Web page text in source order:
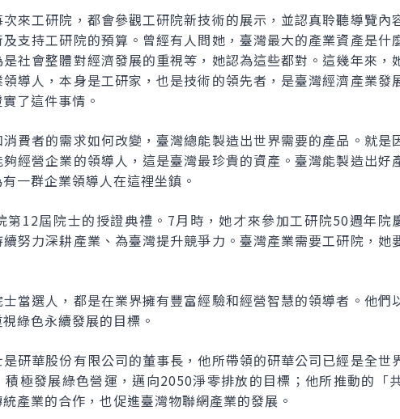
來工研院，都會參觀工研院新技術的展示，並認真聆聽導覽內
支持工研院的預算。曾經有人問她，臺灣最大的產業資產是什
社會整體對經濟發展的重視等，她認為這些都對。這幾年來，
導人，本身是工研家，也是技術的領先者，是臺灣經濟產業發
了這件事情。
費者的需求如何改變，臺灣總能製造出世界需要的產品。就是
經營企業的領導人，這是臺灣最珍貴的資產。臺灣能製造出好
一群企業領導人在這裡坐鎮。
第12屆院士的授證典禮。7月時，她才來參加工研院50週年院
努力深耕產業、為臺灣提升競爭力。臺灣產業需要工研院，她
當選人，都是在業界擁有豐富經驗和經營智慧的領導者。他們
綠色永續發展的目標。
研華股份有限公司的董事長，他所帶領的研華公司已經是全世
積極發展綠色營運，邁向2050淨零排放的目標；他所推動的「
產業的合作，也促進臺灣物聯網產業的發展。